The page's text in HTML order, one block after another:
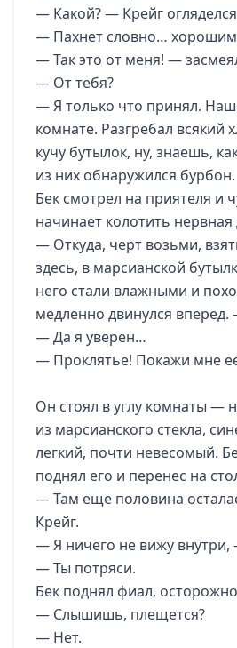
— Какой? — Крейг
— Пахнет словно…
— Так это от меня! —
— От тебя?
— Я только что принял.
комнате. Разгребал всякий
кучу бутылок, ну, знаешь,
из них обнаружился бурбон.
Бек смотрел на приятеля и
начинает колотить
— Откуда, черт возьми,
здесь, в марсианской
него стали влажными и
медленно двинулся вперед.
— Да я уверен…
— Проклятье! Покажи мне
Он стоял в углу комнаты —
из марсианского стекла,
легкий, почти невесомый.
поднял его и перенес на
— Там еще половина
Крейг.
— Я ничего не вижу внутри,
— Ты потряси.
Бек поднял фиал,
— Слышишь, плещется?
— Нет.